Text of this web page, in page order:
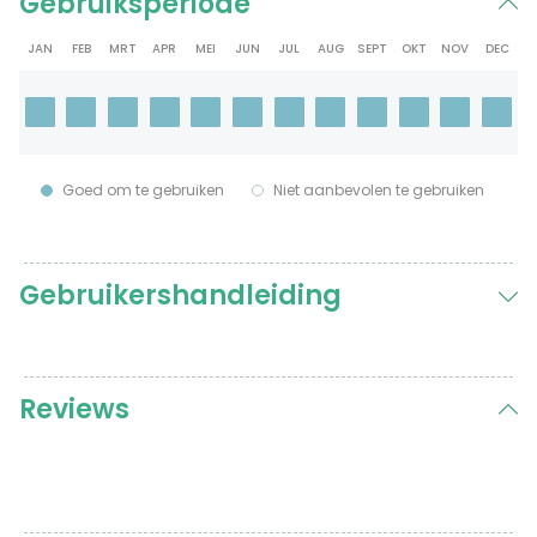
JAN FEB MRT APR MEI JUN JUL AUG SEPT OKT NOV DEC
Goed om te gebruiken Niet aanbevolen te gebruiken
Gebruikershandleiding
Reviews